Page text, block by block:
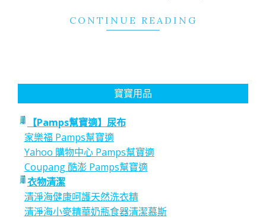
CONTINUE READING
寶寶用品
【Pamps幫寶適】尿布
家樂福 Pamps幫寶適
Yahoo 購物中心 Pamps幫寶適
Coupang 酷澎 Pamps幫寶適
衣物清潔
清淨海健康呵護天然洗衣精
清淨海小麥精華奶瓶食器清潔慕斯